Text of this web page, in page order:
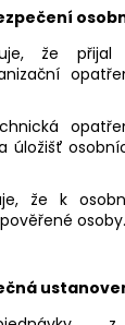
že přijal
úložišť
že k
osoby.